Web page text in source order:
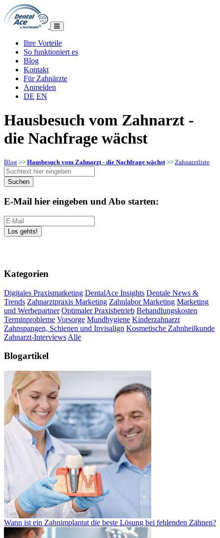
Ihre Vorteile
So funktioniert es
Blog
Kontakt
Für Zahnärzte
Anmelden
DE EN
Hausbesuch vom Zahnarzt -
die Nachfrage wächst
Blog >> Hausbesuch vom Zahnarzt - die Nachfrage wächst >> Zahnarztliste
E-Mail hier eingeben und Abo starten:
Kategorien
Digitales Praxismatketing DentalAce Insights Dentale News &
Trends Zahnarztpraxis Marketing Zahnlabor Marketing Marketing
und Werbepartner Optimaler Praxisbetrieb Behandlungskosten
Terminprobleme Vorsorge Mundhygiene Kinderzahnarzt
Zahnspangen, Schienen und Invisalign Kosmetische Zahnheilkunde
Zahnarzt-Interviews Alle
Blogartikel
Wann ist ein Zahnimplantat die beste Lösung bei fehlenden Zähnen?